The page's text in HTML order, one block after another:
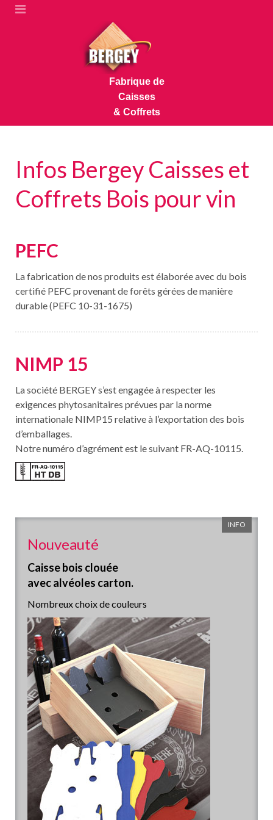
Fabrique de
Caisses
& Coffrets
Infos Bergey Caisses et
Coffrets Bois pour vin
PEFC
La fabrication de nos produits est élaborée avec du bois
certifié PEFC provenant de forêts gérées de manière
durable (PEFC 10-31-1675)
NIMP 15
La société BERGEY s’est engagée à respecter les
exigences phytosanitaires prévues par la norme
internationale NIMP15 relative à l’exportation des bois
d’emballages.
Notre numéro d’agrément est le suivant FR-AQ-10115.
INFO
Nouveauté
Caisse bois clouée
avec alvéoles carton.
Nombreux choix de couleurs